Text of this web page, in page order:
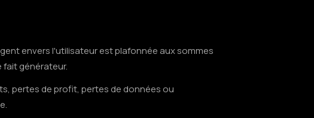
envers l'utilisateur est plafonnée aux sommes
fait générateur.
pertes de profit, pertes de données ou